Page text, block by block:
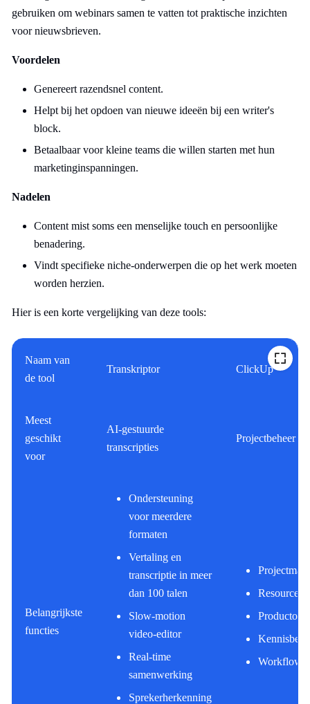
gebruiken om webinars samen te vatten tot praktische inzichten
voor nieuwsbrieven.
Voordelen
Genereert razendsnel content.
Helpt bij het opdoen van nieuwe ideeën bij een writer's
block.
Betaalbaar voor kleine teams die willen starten met hun
marketinginspanningen.
Nadelen
Content mist soms een menselijke touch en persoonlijke
benadering.
Vindt specifieke niche-onderwerpen die op het werk moeten
worden herzien.
Hier is een korte vergelijking van deze tools:
Naam van
de tool
Transkriptor ClickUp
Meest
geschikt
voor
AI-gestuurde
transcripties
Projectbeheer in
Belangrijkste
functies
Ondersteuning
voor meerdere
formaten
Vertaling en
transcriptie in meer
dan 100 talen
Slow-motion
video-editor
Real-time
samenwerking
Sprekerherkenning
Workflows